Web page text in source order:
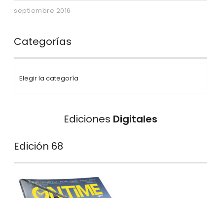
septiembre 2016
Categorías
Ediciones Digitales
Edición 68